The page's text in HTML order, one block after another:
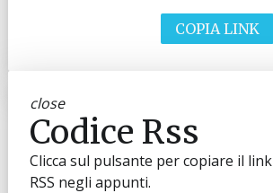
COPIA LINK
close
Codice Rss
Clicca sul pulsante per copiare il link
RSS negli appunti.